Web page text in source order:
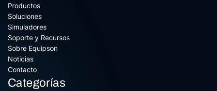
Productos
Soluciones
Simuladores
Soporte y Recursos
Sobre Equipson
Noticias
Contacto
Categorías